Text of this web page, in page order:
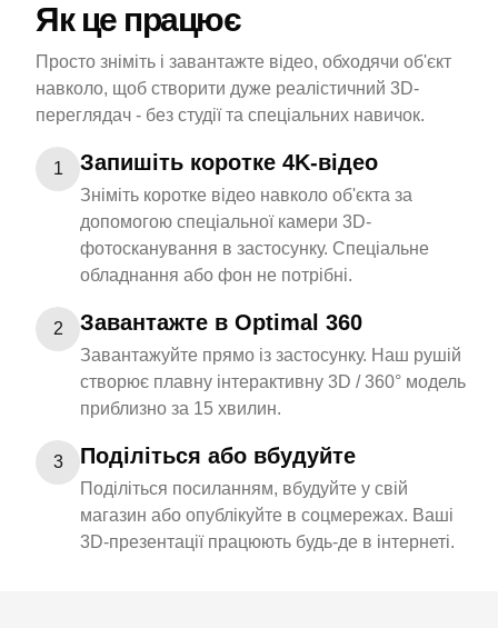
Як це працює
Просто зніміть і завантажте відео, обходячи об'єкт
навколо, щоб створити дуже реалістичний 3D-
переглядач - без студії та спеціальних навичок.
1 Запишіть коротке 4K-відео
Зніміть коротке відео навколо об'єкта за
допомогою спеціальної камери 3D-
фотосканування в застосунку. Спеціальне
обладнання або фон не потрібні.
2 Завантажте в Optimal 360
Завантажуйте прямо із застосунку. Наш рушій
створює плавну інтерактивну 3D / 360° модель
приблизно за 15 хвилин.
3 Поділіться або вбудуйте
Поділіться посиланням, вбудуйте у свій
магазин або опублікуйте в соцмережах. Ваші
3D-презентації працюють будь-де в інтернеті.